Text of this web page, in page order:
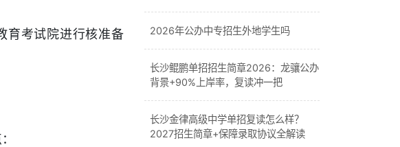
育考试院进行核准备
2026年公办中专招生外地学生吗
长沙鲲鹏单招招生简章2026：龙骧公办
背景+90%上岸率，复读冲一把
长沙金律高级中学单招复读怎么样？
2027招生简章+保障录取协议全解读